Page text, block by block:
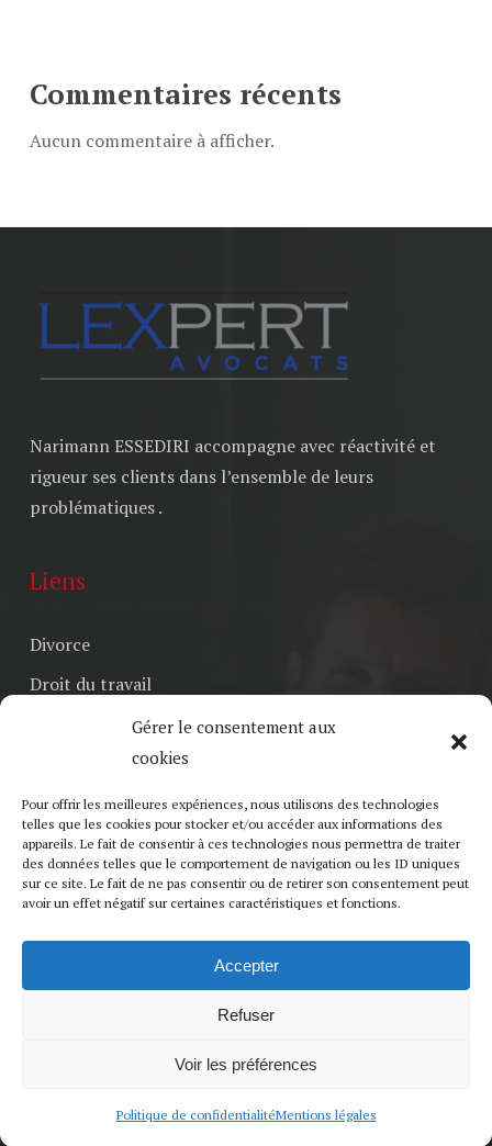
Gérer le consentement aux
cookies
Pour offrir les meilleures expériences, nous utilisons des technologies
telles que les cookies pour stocker et/ou accéder aux informations des
appareils. Le fait de consentir à ces technologies nous permettra de traiter
des données telles que le comportement de navigation ou les ID uniques
sur ce site. Le fait de ne pas consentir ou de retirer son consentement peut
avoir un effet négatif sur certaines caractéristiques et fonctions.
Accepter
Refuser
Voir les préférences
Politique de confidentialitéMentions légales
Commentaires récents
Aucun commentaire à afficher.
Narimann ESSEDIRI accompagne avec réactivité et
rigueur ses clients dans l’ensemble de leurs
problématiques .
Liens
Divorce
Droit du travail
Droit de la famille
Honoraires
Contactez le cabinet
Blog
Informations générales